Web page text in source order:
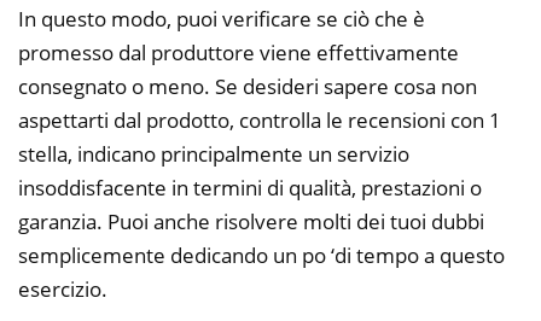
In questo modo, puoi verificare se ciò che è
promesso dal produttore viene effettivamente
consegnato o meno. Se desideri sapere cosa non
aspettarti dal prodotto, controlla le recensioni con 1
stella, indicano principalmente un servizio
insoddisfacente in termini di qualità, prestazioni o
garanzia. Puoi anche risolvere molti dei tuoi dubbi
semplicemente dedicando un po ‘di tempo a questo
esercizio.